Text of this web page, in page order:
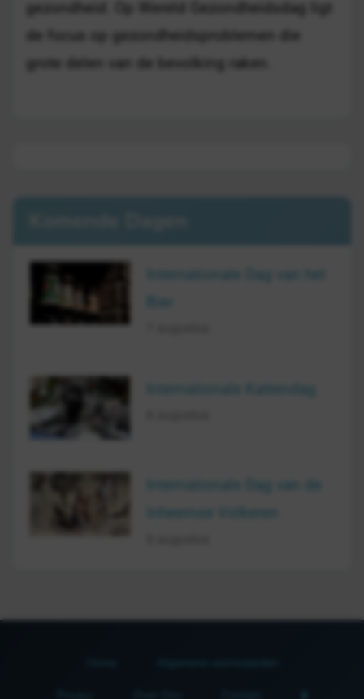
gezondheid. Op Wereld Gezondheidsdag ligt
de focus op gezondheidsproblemen die
grote delen van de bevolking raken.
Internationale Dag van het
Internationale Kattendag
Internationale Dag van de